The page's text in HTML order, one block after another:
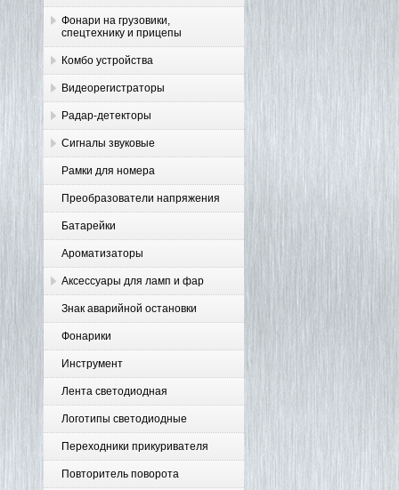
Фонари на грузовики,
спецтехнику и прицепы
Комбо устройства
Видеорегистраторы
Радар-детекторы
Сигналы звуковые
Рамки для номера
Преобразователи напряжения
Батарейки
Ароматизаторы
Аксессуары для ламп и фар
Знак аварийной остановки
Фонарики
Инструмент
Лента светодиодная
Логотипы светодиодные
Переходники прикуривателя
Повторитель поворота